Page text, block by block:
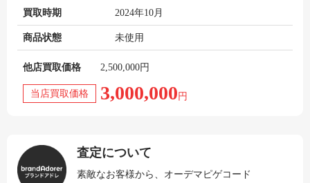
買取時期 2024年10月
商品状態 未使用
他店買取価格 2,500,000円
当店買取価格 3,000,000 円
査定について
素敵なお客様から、オーデマピゲコード